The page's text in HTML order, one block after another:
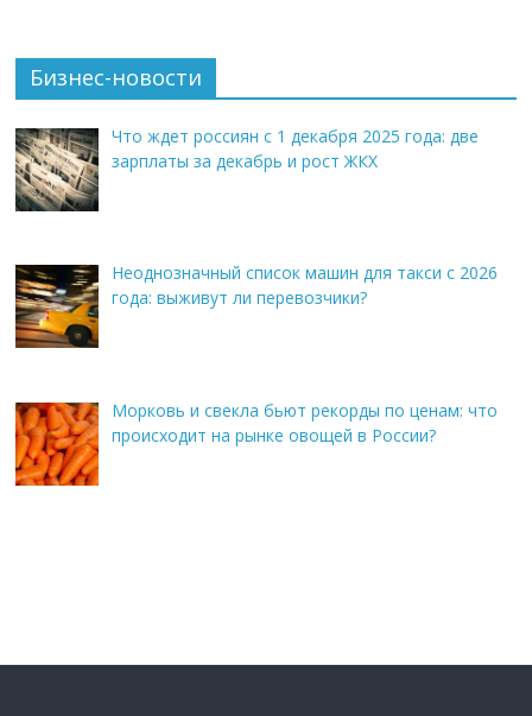
Бизнес-новости
Что ждет россиян с 1 декабря 2025 года: две
зарплаты за декабрь и рост ЖКХ
Неоднозначный список машин для такси с 2026
года: выживут ли перевозчики?
Морковь и свекла бьют рекорды по ценам: что
происходит на рынке овощей в России?